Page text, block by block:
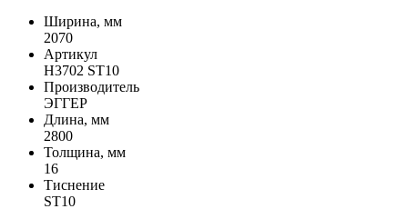
Ширина, мм
2070
Артикул
H3702 ST10
Производитель
ЭГГЕР
Длина, мм
2800
Толщина, мм
16
Тиснение
ST10